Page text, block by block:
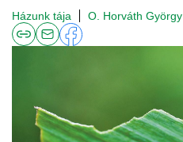
Házunk tája O. Horváth György